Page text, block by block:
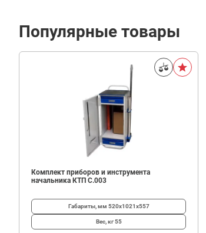
Популярные товары
Комплект приборов и инструмента
начальника КТП C.003
Габариты, мм 520х1021х557
Вес, кг55